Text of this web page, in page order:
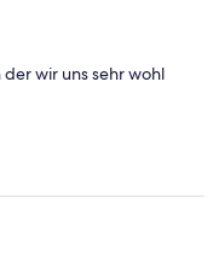
wir uns sehr wohl